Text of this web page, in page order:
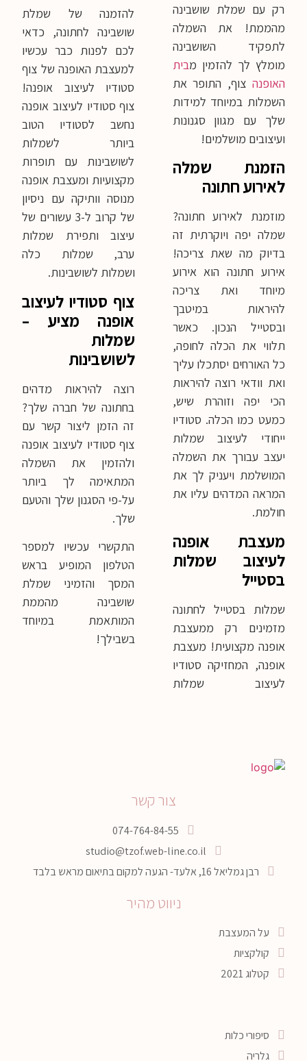
רק עם שמלת שושבינה
מהממת! את השמלה
לתפקיד השושבינה
מומלץ לך להזמין מבית
האופנהצוף, התופר את
השמלות במיוחד למידות
שלך עם מגוון סגנונות
ועיצובים מושלמים!
הזמנת שמלה
לאירוע חתונה
מוזמנת לאירוע חתונה?
שמלה יפה ויוקרתית זה
בדיוק מה שאת צריכה!
אירוע חתונה הוא אירוע
מיוחד ואת צריכה
להיראות במיטבך
ובסטייל הנכון. כאשר
תלווי את הכלה לחופה,
כל האורחים יסתכלו עליך
ואת וודאי רוצה להיראות
הכי יפה וזוהרת שיש,
כמעט כמו הכלה. סטודיו
ייחודי לעיצוב שמלות
יעצב עבורך את השמלה
המושלמת ויעניק לך את
המראה המדהים עליו את
חולמת.
מעצבת אופנה
לעיצוב שמלות
בסטייל
שמלות בסטייל לחתונה
מזמינים רק ממעצבת
אופנה מקצועית! מעצבת
אופנה, המחזיקה סטודיו
לעיצוב שמלות
להזמנה של שמלת
שושבינה לחתונה, כדאי
לכם לפנות כבר עכשיו
למעצבת האופנה של צוף
סטודיו לעיצוב אופנה!
צוף סטודיו לעיצוב אופנה
נחשב לסטודיו הטוב
ביותר לשמלות
לשושבינות עם תופרות
מקצועיות ומעצבת אופנה
מנוסה וותיקה עם ניסיון
של קרוב ל-3 עשורים של
עיצוב ותפירת שמלות
ערב, שמלות כלה
ושמלות לשושבינות.
צוף סטודיו לעיצוב
אופנה מציע –
שמלות
לשושבינות
רוצה להיראות מדהים
בחתונה של חברה שלך?
זה הזמן ליצור קשר עם
צוף סטודיו לעיצוב אופנה
ולהזמין את השמלה
המתאימה לך ביותר
על-פי הסגנון שלך והטעם
שלך.
התקשרי עכשיו למספר
הטלפון המופיע בראש
המסך והזמיני שמלת
שושבינה מהממת
המותאמת במיוחד
בשבילך!
צור קשר
074-764-84-55
studio@tzof.web-line.co.il
רבן גמליאל 16, אלעד- הגעה למקום בתיאום מראש בלבד
ניווט מהיר
על המעצבת
קולקציות
קטלוג 2021
סיפורי כלות
גלריה